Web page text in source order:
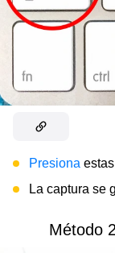
Presiona
La captura se
Método